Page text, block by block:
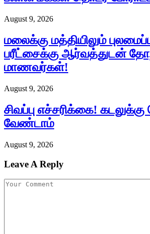
August 9, 2026
மலைக்கு மத்தியிலும்
பரீட்சைக்கு ஆர்வத்துடன்
மாணவர்கள்!
August 9, 2026
சிவப்பு எச்சரிக்கை!
வேண்டாம்
August 9, 2026
Leave A Reply